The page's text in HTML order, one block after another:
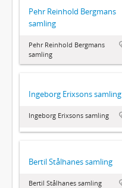
Pehr Reinhold Bergmans
samling
Pehr Reinhold Bergmans
samling
Ingeborg Erixsons samling
Ingeborg Erixsons samling
Bertil Stålhanes samling
Bertil Stålhanes samling